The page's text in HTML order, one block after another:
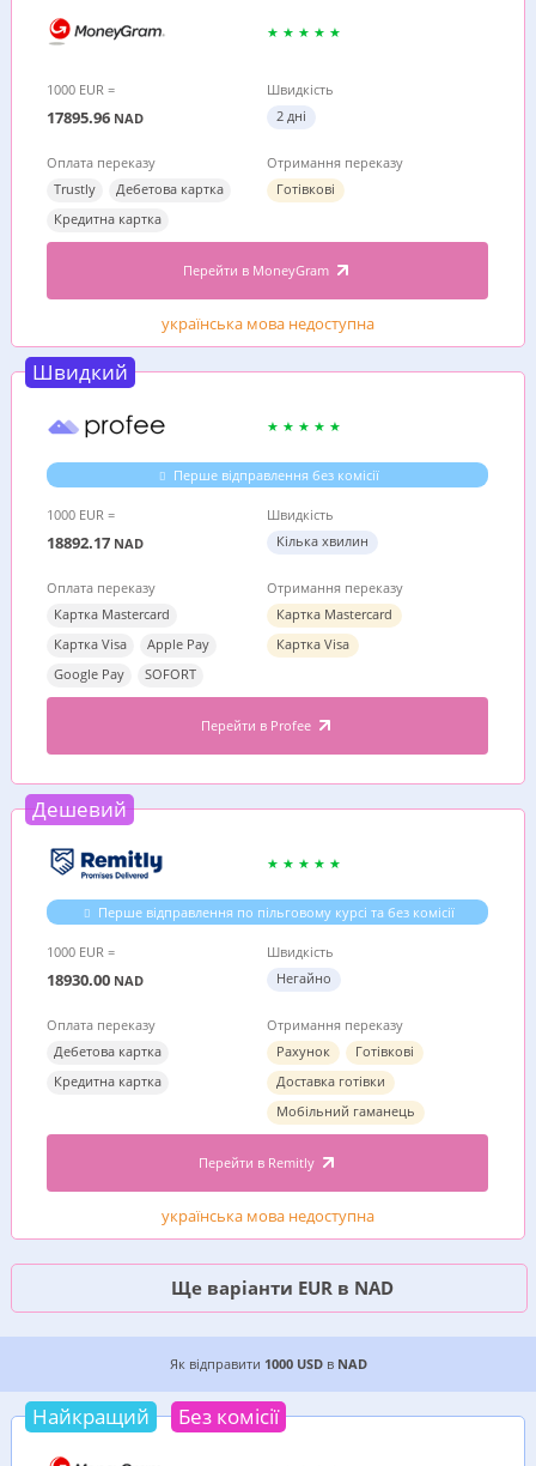
1000 EUR =
17895.96 NAD
Швидкість
2 дні
Оплата переказу
Trustly
Дебетова картка
Кредитна картка
Отримання переказу
Готівкові
Перейти в MoneyGram
українська мова недоступна
Швидкий
Перше відправлення без комісії
1000 EUR =
18892.17 NAD
Швидкість
Кілька хвилин
Оплата переказу
Картка Mastercard
Картка Visa
Apple Pay
Google Pay
SOFORT
Отримання переказу
Картка Mastercard
Картка Visa
Перейти в Profee
Дешевий
Перше відправлення по пільговому курсі та без комісії
1000 EUR =
18930.00 NAD
Швидкість
Негайно
Оплата переказу
Дебетова картка
Кредитна картка
Отримання переказу
Рахунок
Готівкові
Доставка готівки
Мобільний гаманець
Перейти в Remitly
українська мова недоступна
Ще варіанти EUR в NAD
2 ДЕШЕВИХ ВАРІАНТИ, ДЕ ВИГІДНІШЕ
Як відправити 1000 USDв NAD
Найкращий Без комісії